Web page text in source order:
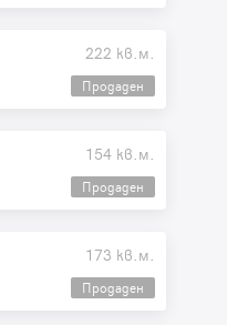
222 кв.м.
Продаден
154 кв.м.
Продаден
173 кв.м.
Продаден